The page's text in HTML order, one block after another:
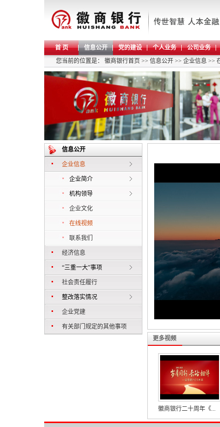
首 页 信息公开 党的建设 个人业务
公司业务
您当前的位置是： 徽商银行首页 >> 信息公开 >> 企业信息 >>
信息公开
企业信息
企业简介
机构领导
企业文化
在线视频
联系我们
经济信息
“三重一大”事项
社会责任履行
整改落实情况
企业党建
有关部门规定的其他事项
更多视频
徽商银行二十周年《...